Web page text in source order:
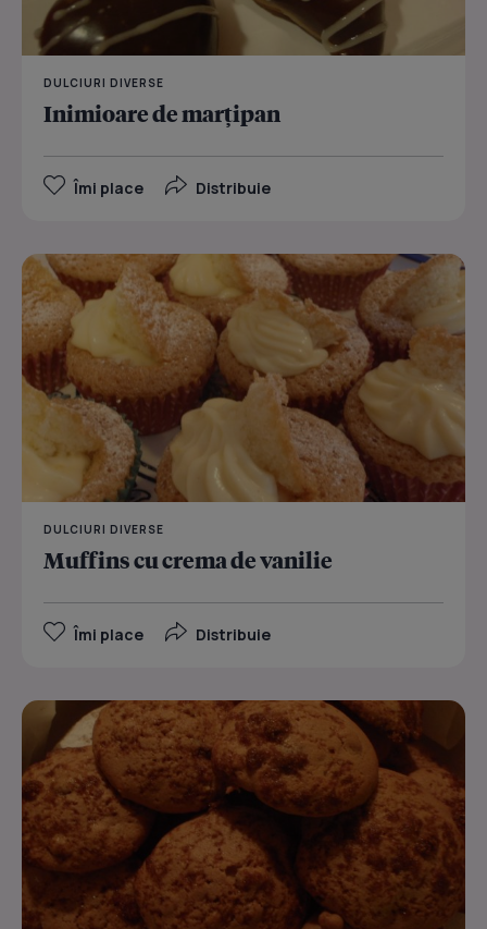
DULCIURI DIVERSE
Inimioare de marțipan
Îmi place Distribuie
DULCIURI DIVERSE
Muffins cu crema de vanilie
Îmi place Distribuie